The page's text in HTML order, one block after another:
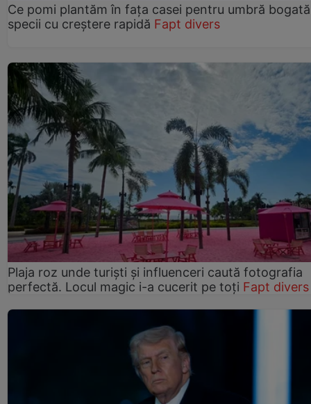
Ce pomi plantăm în fața casei pentru umbră
specii cu creștere rapidă Fapt divers
Plaja roz unde turiști și influenceri caută fotografia
perfectă. Locul magic i-a cucerit pe toți Fapt divers